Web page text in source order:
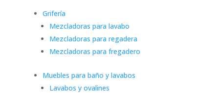
Grifería
Mezcladoras para lavabo
Mezcladoras para regadera
Mezcladoras para fregadero
Muebles para baño y lavabos
Lavabos y ovalines